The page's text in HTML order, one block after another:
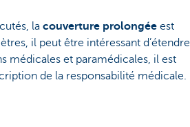
la couverture prolongée est
il peut être intéressant d’étendre
médicales et paramédicales, il est
de la responsabilité médicale.